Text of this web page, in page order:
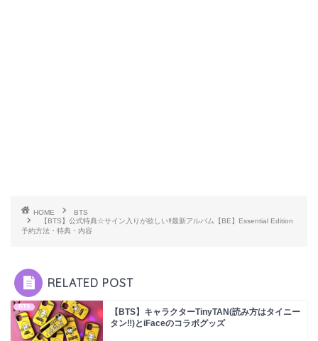
HOME
BTS
【BTS】公式特典☆サイン入りが欲しい‼︎最新アルバム【BE】Essential Edition
予約方法・特典・内容
RELATED POST
BTS
【BTS】キャラクターTinyTAN(読み方はタイニー
タン‼︎)とiFaceのコラボグッズ